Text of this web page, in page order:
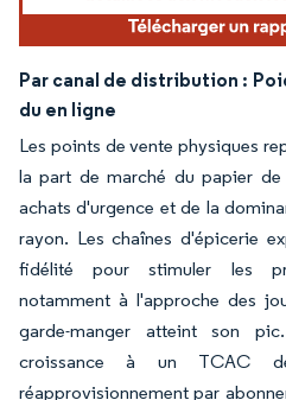
Par canal de distribution :
du en ligne
Les points de vente physiques
la part de marché du papier
achats d'urgence et de la
rayon. Les chaînes d'épicerie
fidélité pour stimuler les
notamment à l'approche des
garde-manger atteint son
croissance à un TCAC
réapprovisionnement par